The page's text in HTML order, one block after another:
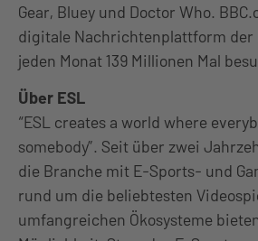
Gear, Bluey und Doctor Who.
digitale Nachrichtenplattform der
jeden Monat 139 Millionen Mal
Über ESL
“ESL creates a world where
somebody”. Seit über zwei
die Branche mit E-Sports- und
rund um die beliebtesten
umfangreichen Ökosysteme